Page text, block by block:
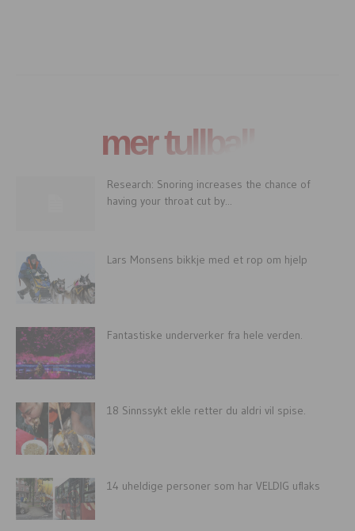
mer tullball
Research: Snoring increases the chance of
having your throat cut by...
Lars Monsens bikkje med et rop om hjelp
Fantastiske underverker fra hele verden.
18 Sinnssykt ekle retter du aldri vil spise.
14 uheldige personer som har VELDIG uflaks